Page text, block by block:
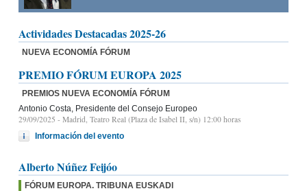
Actividades Destacadas 2025-26
NUEVA ECONOMÍA FÓRUM
PREMIO FÓRUM EUROPA 2025
PREMIOS NUEVA ECONOMÍA FÓRUM
Antonio Costa, Presidente del Consejo Europeo
29/09/2025 - Madrid, Teatro Real (Plaza de Isabel II, s/n) 12:00 horas
Información del evento
Alberto Núñez Feijóo
FÓRUM EUROPA. TRIBUNA EUSKADI